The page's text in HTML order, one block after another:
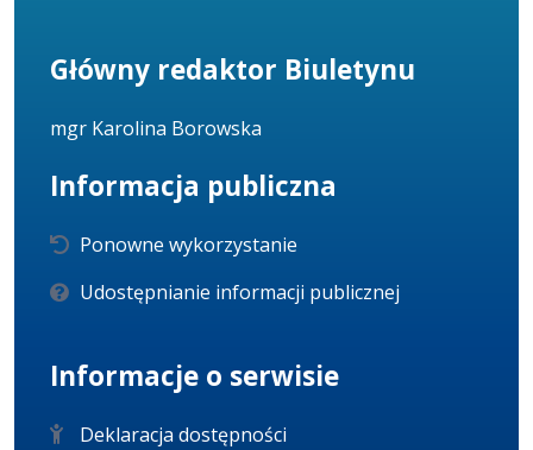
Główny redaktor Biuletynu
mgr Karolina Borowska
Informacja publiczna
Ponowne wykorzystanie
Udostępnianie informacji publicznej
Informacje o serwisie
Deklaracja dostępności